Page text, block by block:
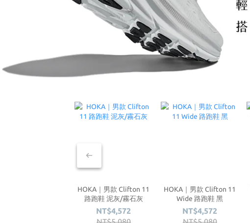
HOKA｜男款 Clifton 11
路跑鞋 泥灰/霧石灰
NT$4,572
HOKA｜男款 Clifton 11
Wide 路跑鞋 黑
NT$4,572